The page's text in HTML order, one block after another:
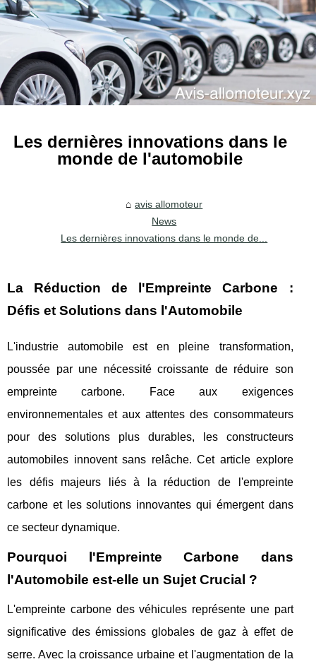
Les dernières innovations dans le
monde de l'automobile
avis allomoteur
News
Les dernières innovations dans le monde de...
La Réduction de l'Empreinte Carbone :
Défis et Solutions dans l'Automobile
L'industrie automobile est en pleine transformation,
poussée par une nécessité croissante de réduire son
empreinte carbone. Face aux exigences
environnementales et aux attentes des consommateurs
pour des solutions plus durables, les constructeurs
automobiles innovent sans relâche. Cet article explore
les défis majeurs liés à la réduction de l'empreinte
carbone et les solutions innovantes qui émergent dans
ce secteur dynamique.
Pourquoi l'Empreinte Carbone dans
l'Automobile est-elle un Sujet Crucial ?
L'empreinte carbone des véhicules représente une part
significative des émissions globales de gaz à effet de
serre. Avec la croissance urbaine et l'augmentation de la